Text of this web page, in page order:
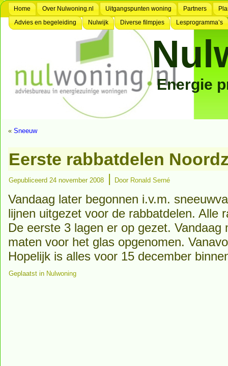
Home Over Nulwoning.nl Uitgangspunten woning Partners
Advies en begeleiding
Nulwijk Diverse filmpjes Lesprogramma’s
Energie
« Sneeuw
Eerste rabbatdelen
Gepubliceerd 24 november 2008 | Door Ronald Serné
Vandaag later begonnen i.v.m.
lijnen uitgezet voor de rabbatdelen. Alle
De eerste 3 lagen er op gezet. Vandaag
maten voor het glas opgenomen.
Hopelijk is alles voor 15 december
Geplaatst in Nulwoning